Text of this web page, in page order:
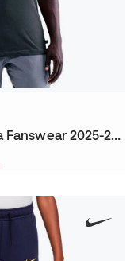
Majica FC Barcelona Fanswear 2025-2026